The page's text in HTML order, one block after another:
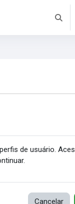
de usuário.
Cancelar